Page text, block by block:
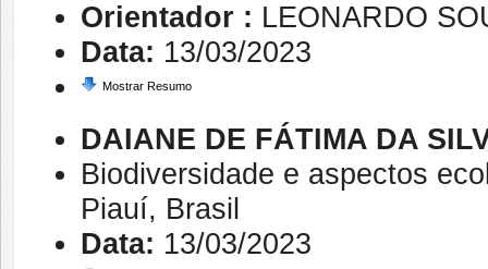
Orientador : LEONARDO
Data: 13/03/2023
Mostrar Resumo
DAIANE DE FÁTIMA DA
Biodiversidade e aspectos
Piauí, Brasil
Data: 13/03/2023